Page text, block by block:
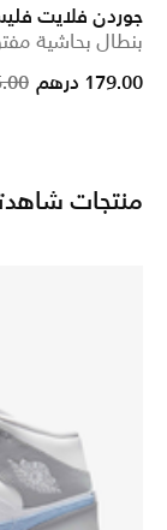
جوردن فلايت
بنطال بحاشية
Priceto
179.00 درهم
منتجات